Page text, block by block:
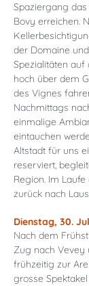
Spaziergang
Bovy erreichen.
der Domaine
Spezialitäten auf
hoch über dem
des Vignes
Nachmittags
einmalige
eintauchen
Altstadt für uns
reserviert,
Region. Im
zurück nach
Dienstag, 30.
Nach dem
Zug nach Vevey
frühzeitig zur
grosse